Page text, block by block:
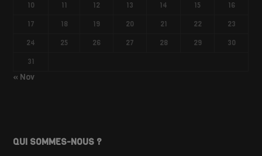
10
11 12 13 14 15
16
17
18 19 20 21 22
23
24
25 26 27 28 29
30
31
« Nov
QUI SOMMES-NOUS ?